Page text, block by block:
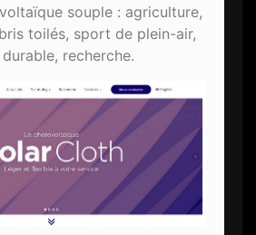
souple : agriculture,
toilés, sport de plein-air,
recherche.